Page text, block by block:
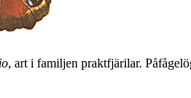
, art i familjen praktfjärilar.